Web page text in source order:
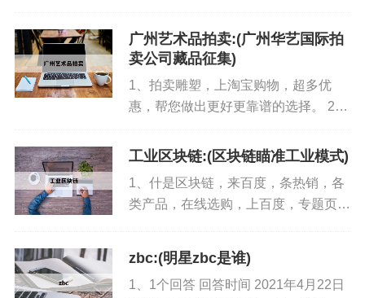
2000万设计师提升工作效率，快速设
计出精品作品升职加薪奥。...
广州艺术品拍卖:(广州华艺国际拍
卖公司藏品征集)
1、拍卖雕塑，上淘宝购物，超多优
惠，帮您做出更好更靠谱的选择。 2、
京东让您足不出户！京东钟表眼镜，集
工业区块链:(区块链瞄准工业模式)
1、什是区块链，来百度，条热销，各
类产品，在线选购，上百度，专题页，
专题页。...
zbc:(明星zbc是谁)
1、1个回答 回答时间 2021年4月22日